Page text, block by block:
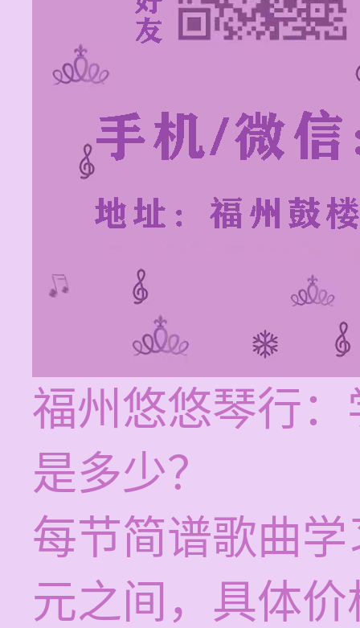
福州悠悠琴行
是多少？
每节简谱歌曲
元之间，具体